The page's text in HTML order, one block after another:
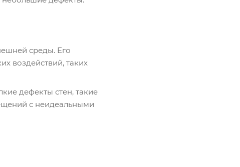
среды. Его
воздействий, таких
дефекты стен, такие
с неидеальными